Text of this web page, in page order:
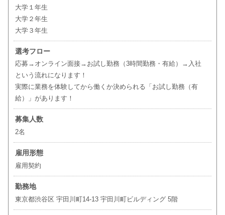
大学１年生
大学２年生
大学３年生
選考フロー
応募→オンライン面接→お試し勤務（3時間勤務・有給）→入社
という流れになります！
実際に業務を体験してから働くか決められる「お試し勤務（有
給）」があります！
募集人数
2名
雇用形態
雇用契約
勤務地
東京都渋谷区 宇田川町14-13 宇田川町ビルディング 5階